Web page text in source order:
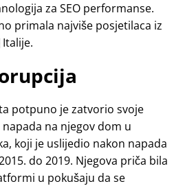
za SEO performanse.
primala najviše posjetilaca iz
potpuno je zatvorio svoje
na njegov dom u
koji je uslijedio nakon napada
do 2019. Njegova priča bila
u pokušaju da se